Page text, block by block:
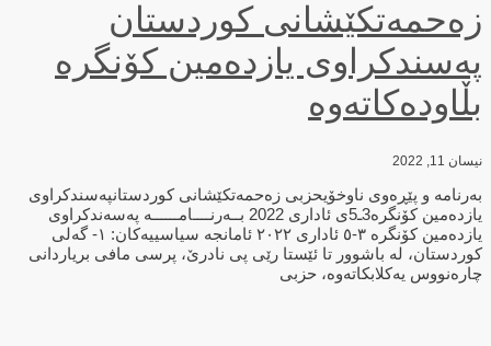
زەحمەتكێشانی كوردستان
پەسندکراوی یازدەمین كۆنگرە
بڵاودەکاتەوە
نیسان 11, 2022
بەرنامە و پێڕەوی ناوخۆیحزبی زەحمەتكێشانی كوردستانپەسندکراوی
یازدەمین كۆنگرە3ـ5ی ئاداری 2022 بــەرنــــامــــــە پەسەندكراوی
یازدەمین كۆنگرە ٣-٥ ئاداری ٢٠٢٢ ئامانجە سیاسییەكان: ١- گەلی
کوردستان، لە باشوور تا ئێستا رێی پی نادرێ، پرسی مافی بریاردانی
چارەنووس یەکلابکاتەوە، حزبی